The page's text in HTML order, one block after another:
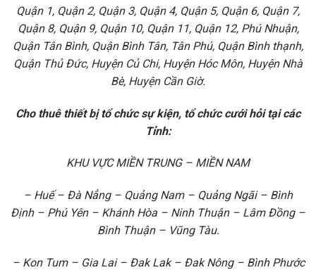
Quận 1, Quận 2, Quận 3, Quận 4, Quận 5, Quận 6, Quận 7,
Quận 8, Quận 9, Quận 10, Quận 11, Quận 12, Phú Nhuận,
Quận Tân Bình, Quận Bình Tân, Tân Phú, Quận Bình thạnh,
Quận Thủ Đức, Huyện Củ Chi, Huyện Hóc Môn, Huyện Nhà
Bè, Huyện Cần Giờ.
Cho thuê thiết bị tổ chức sự kiện, tổ chức cưới hỏi tại các
Tỉnh:
KHU VỰC MIỀN TRUNG – MIỀN NAM
– Huế – Đà Nẳng – Quảng Nam – Quảng Ngãi – Bình
Định – Phú Yên – Khánh Hòa – Ninh Thuận – Lâm Đồng –
Bình Thuận – Vũng Tàu.
– Kon Tum – Gia Lai – Đak Lak – Đak Nông – Bình Phước